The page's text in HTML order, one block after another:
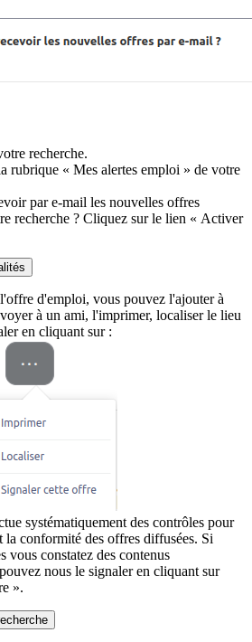
recherche.
rubrique « Mes alertes emploi » de votre
par e-mail les nouvelles offres
recherche ? Cliquez sur le lien « Activer
d'emploi, vous pouvez l'ajouter à
à un ami, l'imprimer, localiser le lieu
en cliquant sur :
systématiquement des contrôles pour
la conformité des offres diffusées. Si
vous constatez des contenus
nous le signaler en cliquant sur
».